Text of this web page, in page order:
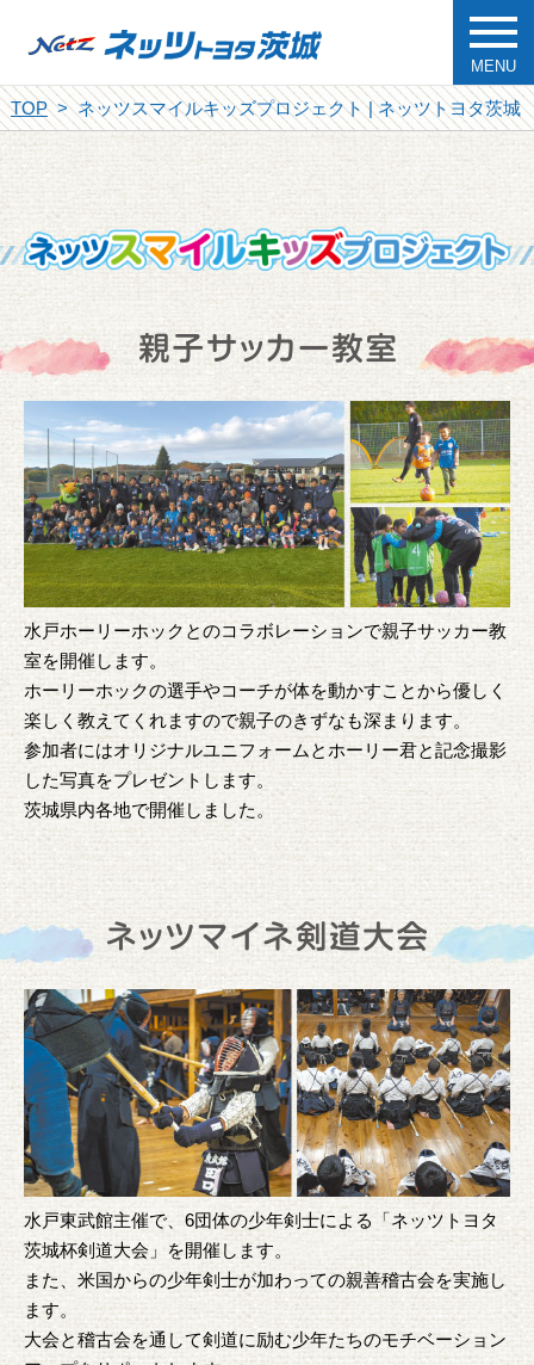
MENU
TOP ネッツスマイルキッズプロジェクト | ネッツトヨタ茨城
水戸ホーリーホックとのコラボレーションで親子サッカー教
室を開催します。
ホーリーホックの選手やコーチが体を動かすことから優しく
楽しく教えてくれますので親子のきずなも深まります。
参加者にはオリジナルユニフォームとホーリー君と記念撮影
した写真をプレゼントします。
茨城県内各地で開催しました。
水戸東武館主催で、6団体の少年剣士による「ネッツトヨタ
茨城杯剣道大会」を開催します。
また、米国からの少年剣士が加わっての親善稽古会を実施し
ます。
大会と稽古会を通して剣道に励む少年たちのモチベーション